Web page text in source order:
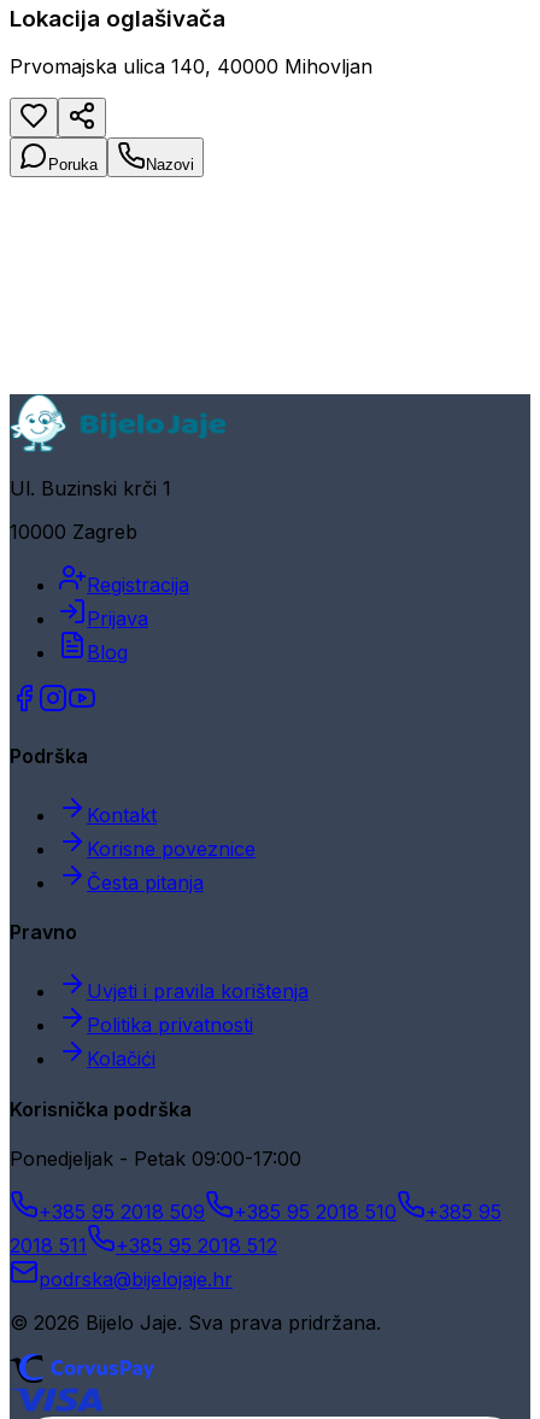
Lokacija oglašivača
Prvomajska ulica 140, 40000 Mihovljan
Poruka Nazovi
Ul. Buzinski krči 1
10000 Zagreb
Registracija
Prijava
Blog
Podrška
Kontakt
Korisne poveznice
Česta pitanja
Pravno
Uvjeti i pravila korištenja
Politika privatnosti
Kolačići
Korisnička podrška
Ponedjeljak - Petak 09:00-17:00
+385 95 2018 509 +385 95 2018 510
+385 95
2018 511
+385 95 2018 512
podrska@bijelojaje.hr
© 2026 Bijelo Jaje. Sva prava pridržana.